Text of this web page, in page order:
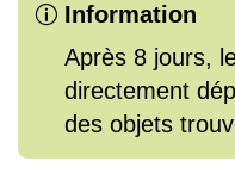
p Information
Après 8 jours,
directement
des objets